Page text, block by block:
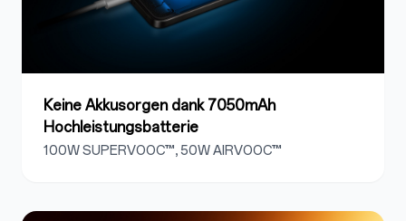
Keine Akkusorgen dank 7050mAh
Hochleistungsbatterie
100W SUPERVOOC™, 50W AIRVOOC™